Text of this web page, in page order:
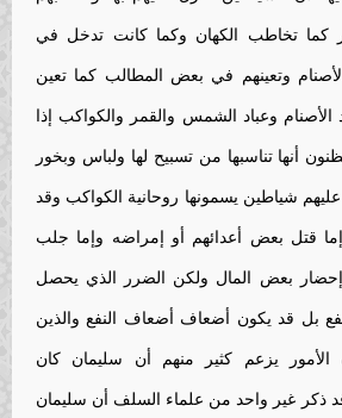
كما تخاطب الكهان وكما كانت تدخل في
وتعينهم في بعض المطالب كما تعين
الأصنام وعباد الشمس والقمر والكواكب إذا
أنها تناسبها من تسبيح لها ولباس وبخور
شياطين يسمونها روحانية الكواكب وقد
قتل بعض أعدائهم أو إمراضه وإما جلب
بعض المال ولكن الضرر الذي يحصل
بل قد يكون أضعاف أضعاف النفع والذين
الأمور يزعم كثير منهم أن سليمان كان
ذكر غير واحد من علماء السلف أن سليمان